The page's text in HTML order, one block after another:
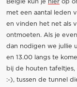
België kun je hierop
met een aantal leden
en vinden het net als
ontmoeten. Als je
dan nodigen we jullie
en 13.00 langs te
bij de houten
:-), tussen de tunnel